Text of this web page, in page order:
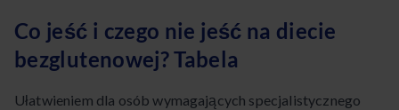
Co jeść i czego nie jeść na diecie
bezglutenowej? Tabela
Ułatwieniem dla osób wymagających specjalistycznego